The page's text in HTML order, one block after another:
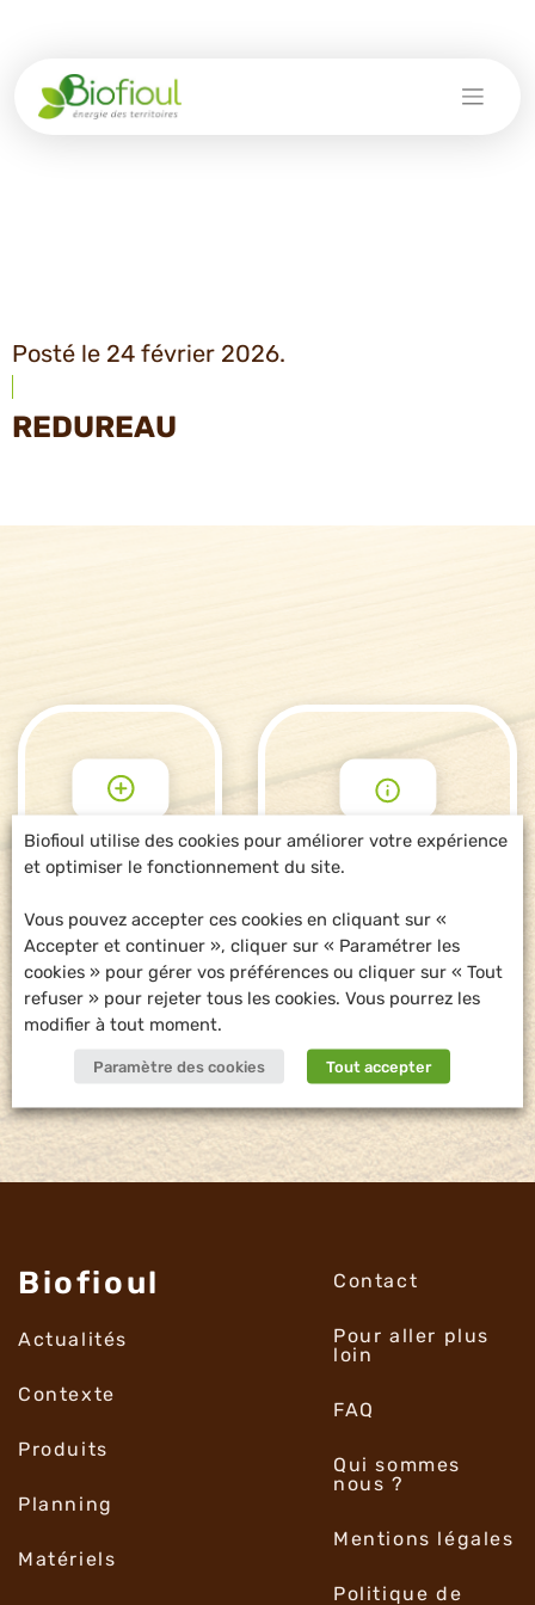
Posté le 24 février 2026.
REDUREAU
POUR ALLER
PLUS LOIN
DEMANDE
D'INFORMATIONS
Biofioul
Actualités
Contexte
Produits
Planning
Matériels
Contact
Pour aller plus
loin
FAQ
Qui sommes
nous ?
Mentions légales
Politique de
Biofioul utilise des cookies pour améliorer votre expérience
et optimiser le fonctionnement du site.
Vous pouvez accepter ces cookies en cliquant sur «
Accepter et continuer », cliquer sur « Paramétrer les
cookies » pour gérer vos préférences ou cliquer sur « Tout
refuser » pour rejeter tous les cookies. Vous pourrez les
modifier à tout moment.
Paramètre des cookies Tout accepter